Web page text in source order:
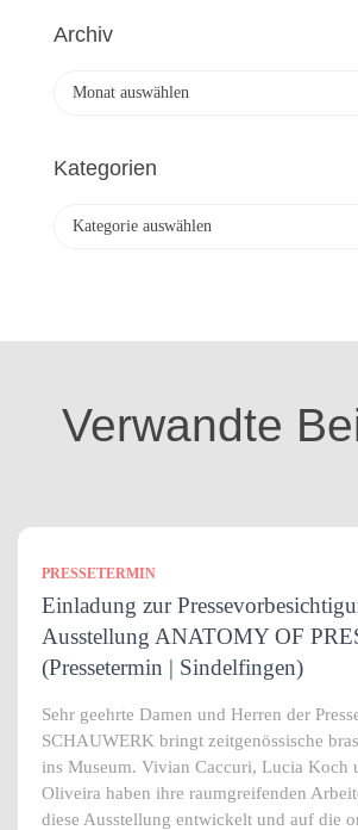
Archiv
h
Kategorien
o
Verwandte
PRESSETERMIN
Einladung zur
Ausstellung ANATOMY OF
(Pressetermin | Sindelfingen)
Sehr geehrte Damen und Herren der
SCHAUWERK bringt zeitgenössische
ins Museum. Vivian Caccuri, Lucia Koch
Oliveira haben ihre raumgreifenden
diese Ausstellung entwickelt und auf die